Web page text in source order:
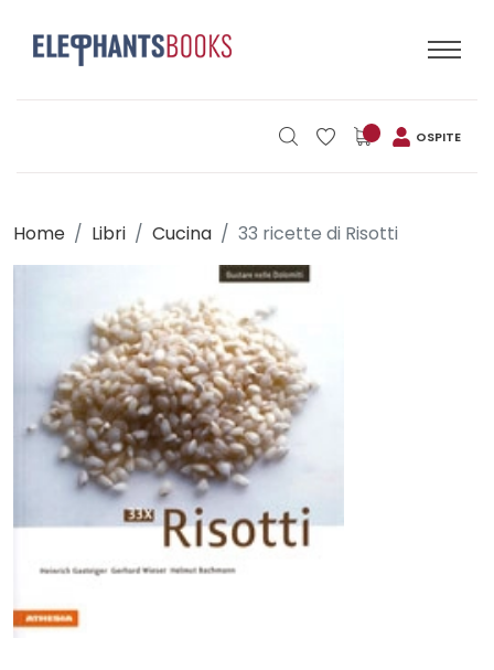
OSPITE
Home Libri Cucina 33 ricette di Risotti